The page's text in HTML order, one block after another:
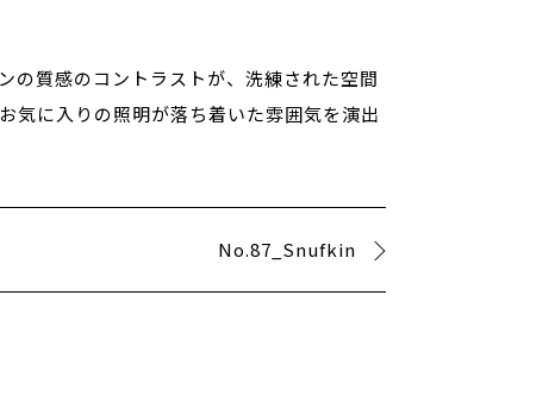
の質感のコントラストが、 洗練された空間
気に入りの照明が落ち着いた雰囲気を演出
No.87_Snufkin